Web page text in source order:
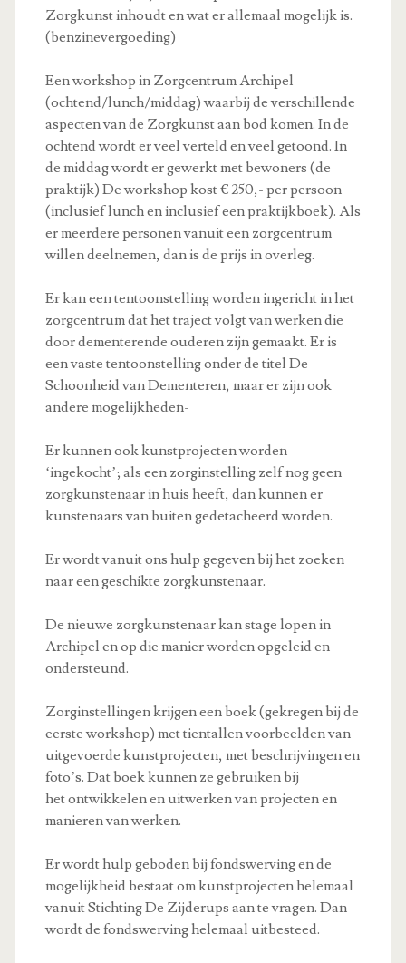
Zorgkunst inhoudt en wat er allemaal mogelijk is.
(benzinevergoeding)
Een workshop in Zorgcentrum Archipel
(ochtend/lunch/middag) waarbij de verschillende
aspecten van de Zorgkunst aan bod komen. In de
ochtend wordt er veel verteld en veel getoond. In
de middag wordt er gewerkt met bewoners (de
praktijk) De workshop kost € 250,- per persoon
(inclusief lunch en inclusief een praktijkboek). Als
er meerdere personen vanuit een zorgcentrum
willen deelnemen, dan is de prijs in overleg.
Er kan een tentoonstelling worden ingericht in het
zorgcentrum dat het traject volgt van werken die
door dementerende ouderen zijn gemaakt. Er is
een vaste tentoonstelling onder de titel De
Schoonheid van Dementeren, maar er zijn ook
andere mogelijkheden-
Er kunnen ook kunstprojecten worden
‘ingekocht’; als een zorginstelling zelf nog geen
zorgkunstenaar in huis heeft, dan kunnen er
kunstenaars van buiten gedetacheerd worden.
Er wordt vanuit ons hulp gegeven bij het zoeken
naar een geschikte zorgkunstenaar.
De nieuwe zorgkunstenaar kan stage lopen in
Archipel en op die manier worden opgeleid en
ondersteund.
Zorginstellingen krijgen een boek (gekregen bij de
eerste workshop) met tientallen voorbeelden van
uitgevoerde kunstprojecten, met beschrijvingen en
foto’s. Dat boek kunnen ze gebruiken bij
het ontwikkelen en uitwerken van projecten en
manieren van werken.
Er wordt hulp geboden bij fondswerving en de
mogelijkheid bestaat om kunstprojecten helemaal
vanuit Stichting De Zijderups aan te vragen. Dan
wordt de fondswerving helemaal uitbesteed.